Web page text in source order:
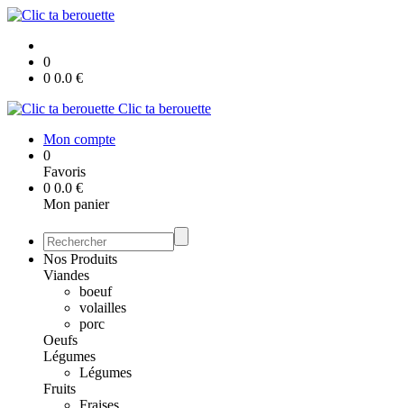
0
0 0.0 €
Clic ta berouette
Mon compte
0
Favoris
0 0.0 €
Mon panier
Nos Produits
Viandes
boeuf
volailles
porc
Oeufs
Légumes
Légumes
Fruits
Fraises